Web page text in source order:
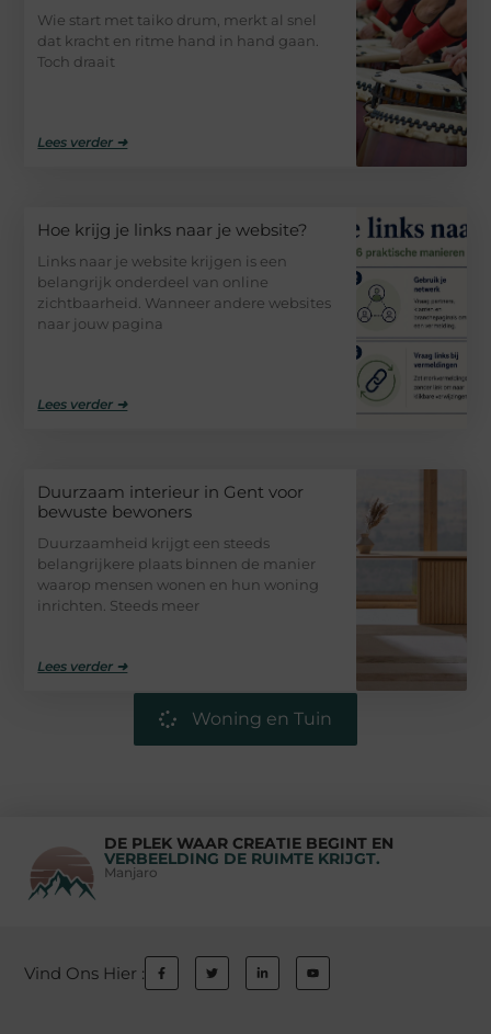
Wie start met taiko drum, merkt al snel
dat kracht en ritme hand in hand gaan.
Toch draait
Lees verder ➜
Hoe krijg je links naar je website?
Links naar je website krijgen is een
belangrijk onderdeel van online
zichtbaarheid. Wanneer andere websites
naar jouw pagina
Lees verder ➜
Duurzaam interieur in Gent voor
bewuste bewoners
Duurzaamheid krijgt een steeds
belangrijkere plaats binnen de manier
waarop mensen wonen en hun woning
inrichten. Steeds meer
Lees verder ➜
Woning en Tuin
DE PLEK WAAR CREATIE BEGINT EN
VERBEELDING DE RUIMTE KRIJGT.
Manjaro
Vind Ons Hier :